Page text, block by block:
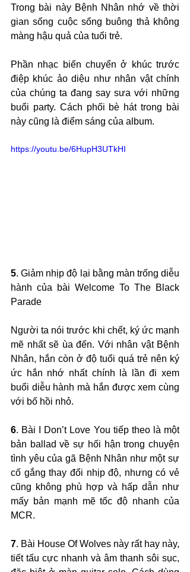
Trong bài này Bệnh Nhân nhớ về thời
gian sống cuộc sống buông thả không
màng hậu quả của tuổi trẻ.
Phần nhạc biến chuyển ở khúc trước
điệp khúc ảo diệu như nhân vật chính
của chúng ta đang say sưa với những
buổi party. Cách phối bè hát trong bài
này cũng là điểm sáng của album.
https://youtu.be/6HupH3UTkHI
5. Giảm nhịp độ lại bằng màn trống diễu
hành của bài Welcome To The Black
Parade
Người ta nói trước khi chết, ký ức mạnh
mẽ nhất sẽ ùa đến. Với nhân vật Bệnh
Nhân, hắn còn ở độ tuổi quá trẻ nên ký
ức hắn nhớ nhất chính là lần đi xem
buổi diễu hành mà hắn được xem cùng
với bố hồi nhỏ.
6. Bài I Don’t Love You tiếp theo là một
bản ballad về sự hối hận trong chuyện
tình yêu của gã Bệnh Nhân như một sự
cố gắng thay đổi nhịp độ, nhưng có vẻ
cũng không phù hợp và hấp dẫn như
mấy bản mạnh mẽ tốc độ nhanh của
MCR.
7. Bài House Of Wolves này rất hay này,
tiết tấu cực nhanh và âm thanh sôi sục,